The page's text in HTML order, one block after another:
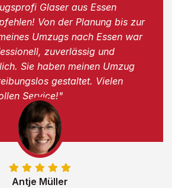
Antje Müller
Glaser aus Essen
Von der Planung bis zur
Umzugs nach Essen war
zuverlässig und
Sie haben meinen Umzug
gestaltet. Vielen
Service!"